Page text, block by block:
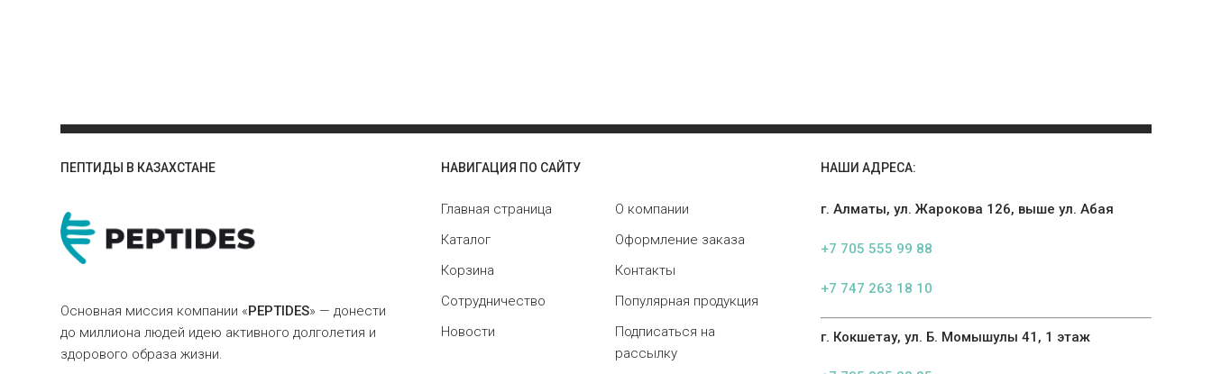
ПЕПТИДЫ В КАЗАХСТАНЕ
Основная миссия компании «PEPTIDES» — донести
до миллиона людей идею активного долголетия и
здорового образа жизни.
НАВИГАЦИЯ ПО САЙТУ
Главная страница
О компании
Каталог
Оформление заказа
Корзина
Контакты
Сотрудничество
Популярная продукция
Новости
Подписаться на
рассылку
НАШИ АДРЕСА:
г. Алматы, ул. Жарокова 126, выше ул. Абая
+7 705 555 99 88
+7 747 263 18 10
г. Кокшетау, ул. Б. Момышулы 41, 1 этаж